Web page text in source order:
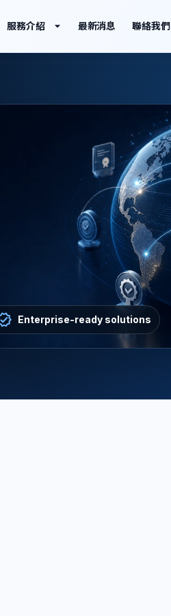
服務介紹 最新消息 聯絡我們
Enterprise-ready solutions